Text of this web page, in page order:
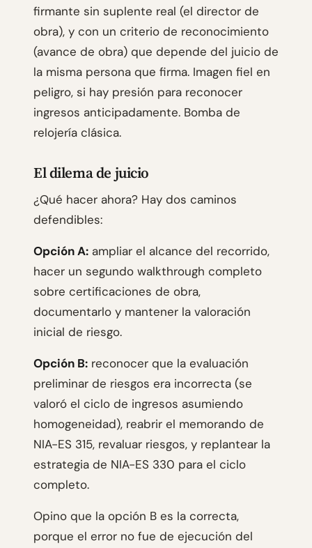
firmante sin suplente real (el director de
obra), y con un criterio de reconocimiento
(avance de obra) que depende del juicio de
la misma persona que firma. Imagen fiel en
peligro, si hay presión para reconocer
ingresos anticipadamente. Bomba de
relojería clásica.
El dilema de juicio
¿Qué hacer ahora? Hay dos caminos
defendibles:
Opción A: ampliar el alcance del recorrido,
hacer un segundo walkthrough completo
sobre certificaciones de obra,
documentarlo y mantener la valoración
inicial de riesgo.
Opción B: reconocer que la evaluación
preliminar de riesgos era incorrecta (se
valoró el ciclo de ingresos asumiendo
homogeneidad), reabrir el memorando de
NIA-ES 315, revaluar riesgos, y replantear la
estrategia de NIA-ES 330 para el ciclo
completo.
Opino que la opción B es la correcta,
porque el error no fue de ejecución del